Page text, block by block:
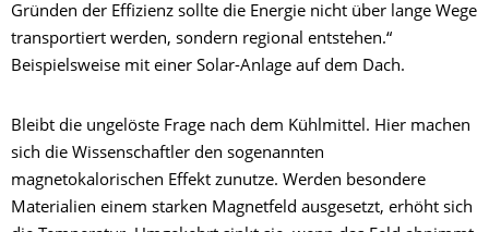
Gründen der Effizienz sollte die Energie nicht über lange Wege
transportiert werden, sondern regional entstehen.“
Beispielsweise mit einer Solar-Anlage auf dem Dach.
Bleibt die ungelöste Frage nach dem Kühlmittel. Hier machen
sich die Wissenschaftler den sogenannten
magnetokalorischen Effekt zunutze. Werden besondere
Materialien einem starken Magnetfeld ausgesetzt, erhöht sich